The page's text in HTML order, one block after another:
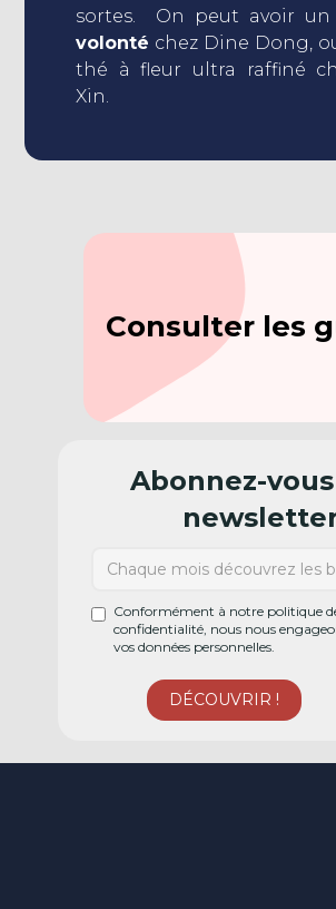
sortes. On peut avoir un
volonté chez Dine Dong,
thé à fleur ultra raffiné
Xin.
Consulter les
Abonnez-
Conformément à notre politique
confidentialité, nous nous
vos données personnelles.